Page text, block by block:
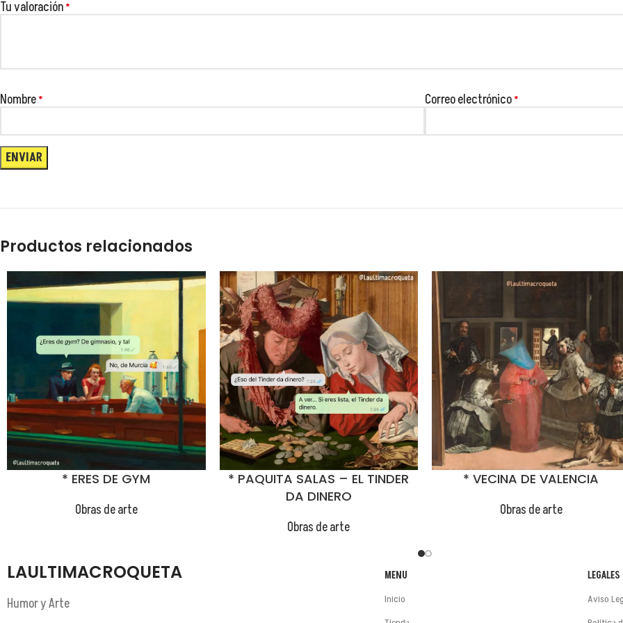
Tu valoración*
Nombre* Correo electrónico*
Productos relacionados
* ERES DE GYM
Obras de arte
* PAQUITA SALAS – EL TINDER
DA DINERO
Obras de arte
* VECINA DE VALENCIA
Obras de arte
LAULTIMACROQUETA
Humor y Arte
MENU
Inicio
LEGALES
Aviso
😂
😂
😂
😂
😂
😂